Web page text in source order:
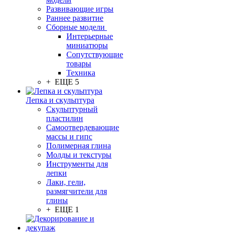
Развивающие игры
Раннее развитие
Сборные модели
Интерьерные
миниатюры
Сопутствующие
товары
Техника
+ ЕЩЕ 5
Лепка и скульптура
Скульптурный
пластилин
Самоотвердевающие
массы и гипс
Полимерная глина
Молды и текстуры
Инструменты для
лепки
Лаки, гели,
размягчители для
глины
+ ЕЩЕ 1